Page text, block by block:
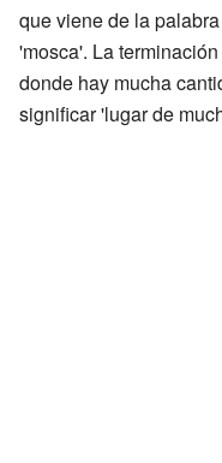
que viene de la
'mosca'. La terminación
donde hay mucha
significar 'lugar de